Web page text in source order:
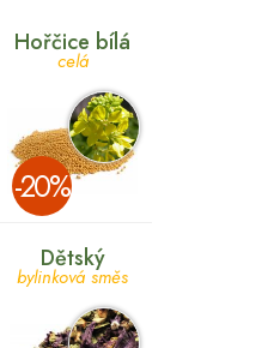
Hořčice bílá
celá
­-20%
Dětský
bylinková směs